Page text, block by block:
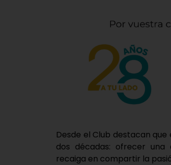
Desde el Club destacan
dos décadas: ofrecer una
recaiga en compartir la